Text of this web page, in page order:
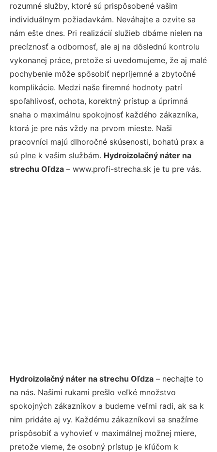
rozumné služby, ktoré sú prispôsobené vašim
individuálnym požiadavkám. Neváhajte a ozvite sa
nám ešte dnes. Pri realizácií služieb dbáme nielen na
precíznosť a odbornosť, ale aj na dôslednú kontrolu
vykonanej práce, pretože si uvedomujeme, že aj malé
pochybenie môže spôsobiť nepríjemné a zbytočné
komplikácie. Medzi naše firemné hodnoty patrí
spoľahlivosť, ochota, korektný prístup a úprimná
snaha o maximálnu spokojnosť každého zákazníka,
ktorá je pre nás vždy na prvom mieste. Naši
pracovníci majú dlhoročné skúsenosti, bohatú prax a
sú plne k vašim službám. Hydroizolačný náter na
strechu Oľdza – www.profi-strecha.sk je tu pre vás.
Hydroizolačný náter na strechu Oľdza – nechajte to
na nás. Našimi rukami prešlo veľké množstvo
spokojných zákazníkov a budeme veľmi radi, ak sa k
nim pridáte aj vy. Každému zákazníkovi sa snažíme
prispôsobiť a vyhovieť v maximálnej možnej miere,
pretože vieme, že osobný prístup je kľúčom k